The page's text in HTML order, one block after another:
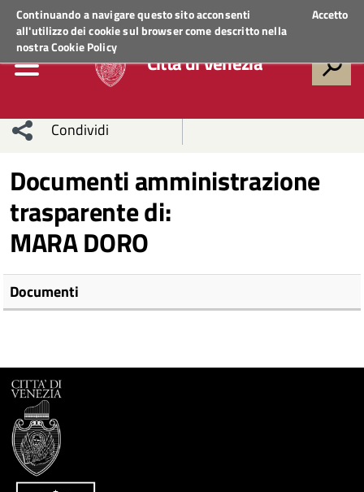
Continuando a navigare questo sito acconsenti
all'utilizzo dei cookie sul browser come descritto nella
nostraCookie Policy
Accetto
Regione VenetoACCEDI AI SERVIZI
Città di Venezia
Condividi
sui social
network
Condividi
Condividi
Facebook
Condividi
Twitter
Condividi
su
Condividi
Whatsapp
Documenti amministrazione
trasparente di:
MARA DORO
Documenti